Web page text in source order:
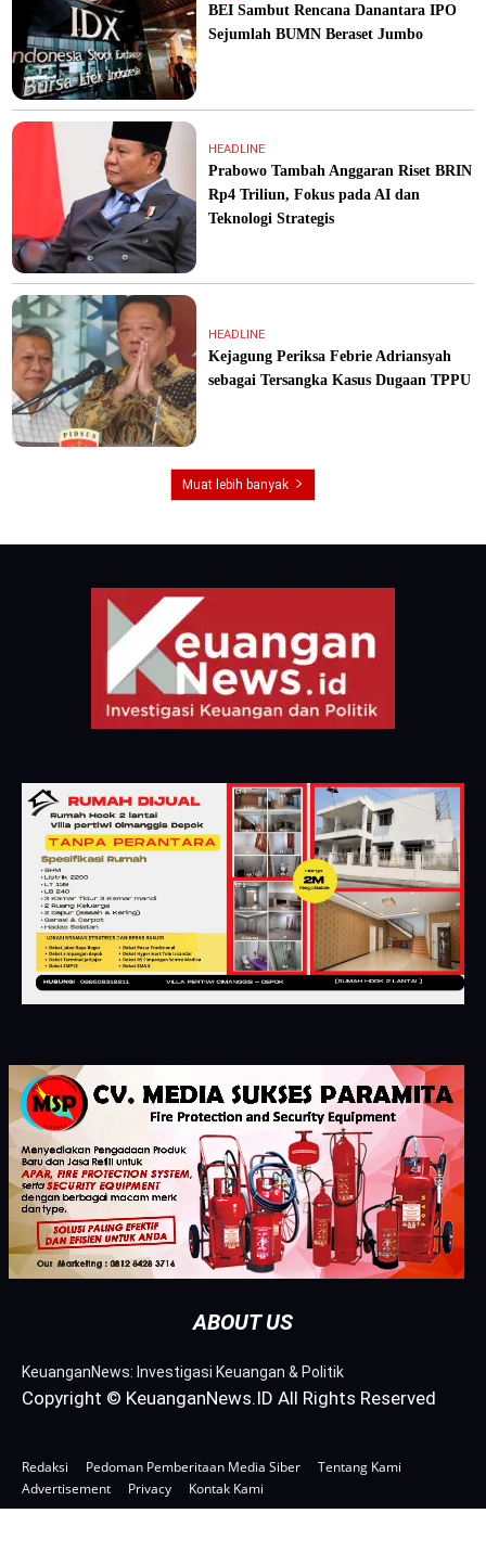
BEI Sambut Rencana Danantara IPO
Sejumlah BUMN Beraset Jumbo
HEADLINE
Prabowo Tambah Anggaran Riset BRIN
Rp4 Triliun, Fokus pada AI dan
Teknologi Strategis
HEADLINE
Kejagung Periksa Febrie Adriansyah
sebagai Tersangka Kasus Dugaan TPPU
Muat lebih banyak
ABOUT US
KeuanganNews: Investigasi Keuangan & Politik
Copyright © KeuanganNews.ID All Rights Reserved
Redaksi Pedoman Pemberitaan Media Siber
Tentang Kami
Advertisement
Privacy Kontak Kami